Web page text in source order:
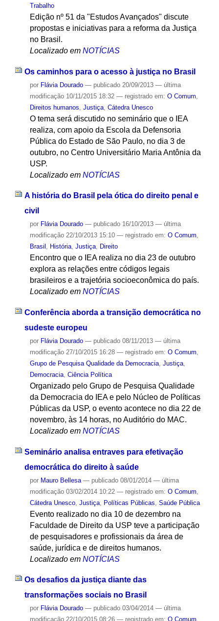
Trabalho
Edição nº 51 da "Estudos Avançados" discute
propostas e iniciativas para a reforma da Justiça
no Brasil.
Localizado em NOTÍCIAS
Os caminhos para o acesso à justiça no Brasil
por Flávia Dourado — publicado20/09/2013 — última
modificação10/11/2015 18:32 — registrado em: O Comum
Direitos humanos Justiça, Cátedra Unesco
O tema será discutido no seminário que o IEA
realiza, com apoio da Escola da Defensoria
Pública do Estado de São Paulo, no dia 3 de
outubro, no Centro Universitário Maria Antônia da
USP.
Localizado em NOTÍCIAS
A história do Brasil pela ótica do direito penal e
civil
por Flávia Dourado — publicado16/10/2013 — última
modificação22/10/2013 15:10 — registrado em: O Comum,
Brasil , História, Justiça, Direito
Encontro que o IEA realiza no dia 23 de outubro
explora as relações entre códigos legais
brasileiros e a trajetória socioeconômica do país.
Localizado em NOTÍCIAS
Conferência aborda a transição democrática no
sudeste europeu
por Flávia Dourado — publicado08/11/2013 — última
modificação27/10/2015 16:28 — registrado em: O Comum,
Grupo de Pesquisa Qualidade da Democracia, Justiça,
Democracia, Ciência Política
Organizado pelo Grupo de Pesquisa Qualidade
da Democracia do IEA e pelo Núcleo de Políticas
Públicas da USP, o evento acontece no dia 22 de
novembro, às 14 horas, no Auditório do MAC.
Localizado em NOTÍCIAS
Seminário analisa entraves para efetivação
democrática do direito à saúde
por Mauro Bellesa — publicado08/01/2014 — última
modificação03/02/2014 10:22 — registrado em: O Comum
Cátedra Unesco, Justiça, Políticas Públicas Saúde Pública
Evento realizado no dia 10 de dezembro na
Faculdade de Direito da USP teve a participação
de pesquisadores e profissionais da área de
saúde, jurídica e de direitos humanos.
Localizado em NOTÍCIAS
Os desafios da justiça diante das
transformações sociais no Brasil
por Flávia Dourado — publicado03/04/2014 — última
modificação22/10/2015 08:26 — registrado em: O Comum,